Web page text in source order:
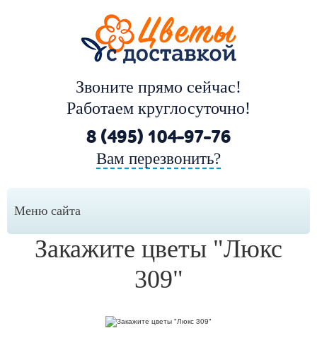
Звоните прямо сейчас!
Работаем круглосуточно!
8 (495) 104-97-76
Вам перезвонить?
Меню сайта
Закажите цветы "Люкс
309"